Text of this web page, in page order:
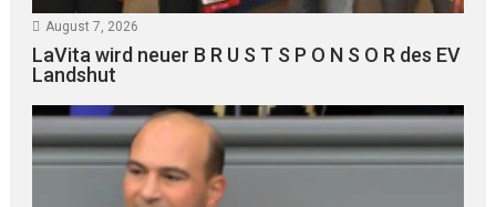
August 7, 2026
LaVita wird neuer B R U S T S P O N S O R des EV
Landshut